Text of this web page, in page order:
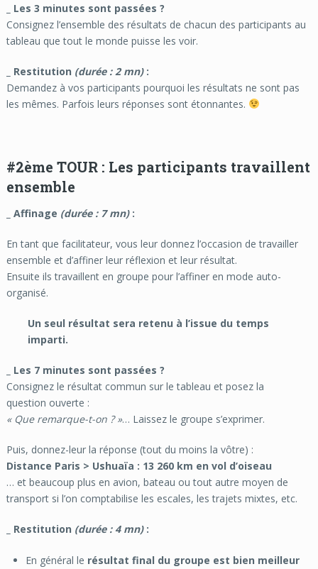
_ Les 3 minutes sont passées ?
Consignez l’ensemble des résultats de chacun des participants au
tableau que tout le monde puisse les voir.
_ Restitution (durée : 2 mn):
Demandez à vos participants pourquoi les résultats ne sont pas
les mêmes. Parfois leurs réponses sont étonnantes.
#2ème TOUR : Les participants travaillent
ensemble
_ Affinage (durée : 7 mn):
En tant que facilitateur, vous leur donnez l’occasion de travailler
ensemble et d’affiner leur réflexion et leur résultat.
Ensuite ils travaillent en groupe pour l’affiner en mode auto-
organisé.
Un seul résultat sera retenu à l’issue du temps
imparti.
_ Les 7 minutes sont passées ?
Consignez le résultat commun sur le tableau et posez la
question ouverte :
« Que remarque-t-on ? »… Laissez le groupe s’exprimer.
Puis, donnez-leur la réponse (tout du moins la vôtre) :
Distance Paris > Ushuaïa : 13 260 km en vol d’oiseau
… et beaucoup plus en avion, bateau ou tout autre moyen de
transport si l’on comptabilise les escales, les trajets mixtes, etc.
_ Restitution (durée : 4 mn):
En général le résultat final du groupe est bien meilleur